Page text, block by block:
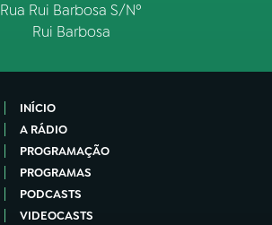
Rua Rui Barbosa S/Nº
Rui Barbosa
INÍCIO
A RÁDIO
PROGRAMAÇÃO
PROGRAMAS
PODCASTS
VIDEOCASTS